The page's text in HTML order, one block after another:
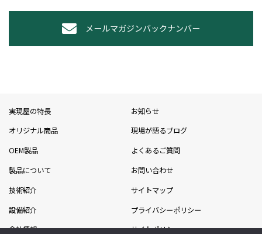
メールマガジンバックナンバー
実現屋の特長
オリジナル商品
OEM製品
製品について
技術紹介
設備紹介
会社情報
お知らせ
現場が語るブログ
よくあるご質問
お問い合わせ
サイトマップ
プライバシーポリシー
サイトポリシー